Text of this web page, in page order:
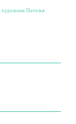
художник Наталья